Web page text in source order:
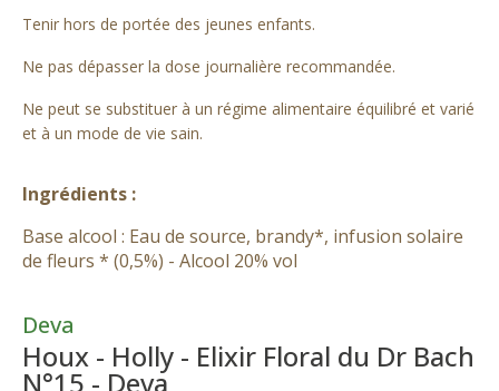
Tenir hors de portée des jeunes enfants.
Ne pas dépasser la dose journalière recommandée.
Ne peut se substituer à un régime alimentaire équilibré et varié
et à un mode de vie sain.
Ingrédients :
Base alcool : Eau de source, brandy*, infusion solaire
de fleurs * (0,5%) - Alcool 20% vol
Deva
Houx - Holly - Elixir Floral du Dr Bach
N°15 - Deva